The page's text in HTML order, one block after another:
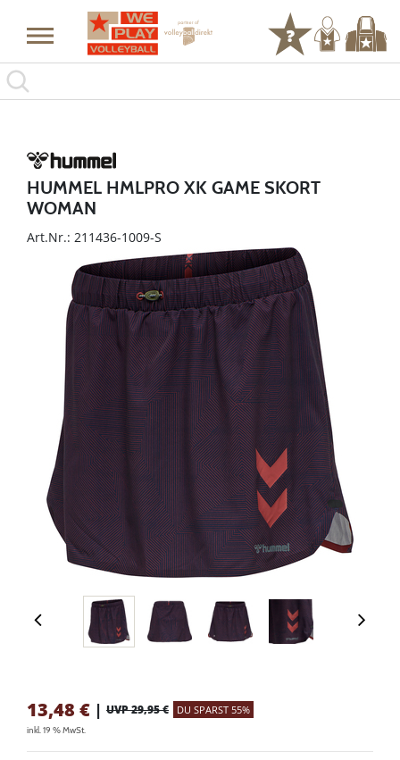
HUMMEL HMLPRO XK GAME SKORT
WOMAN
Art.Nr.: 211436-1009-S
13,48 € | UVP 29,95 € DU SPARST 55%
inkl. 19 % MwSt.